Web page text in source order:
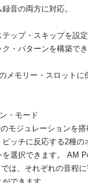
音の両方に対応。
ップ・スキップを設
・パターンを構築でき
メモリー・スロットに
・モード
モジュレーションを搭
ピッチに反応する2種の
を選択できます。 AM
は、それぞれの音程